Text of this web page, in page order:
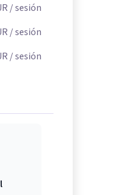
/ sesión
/ sesión
/ sesión